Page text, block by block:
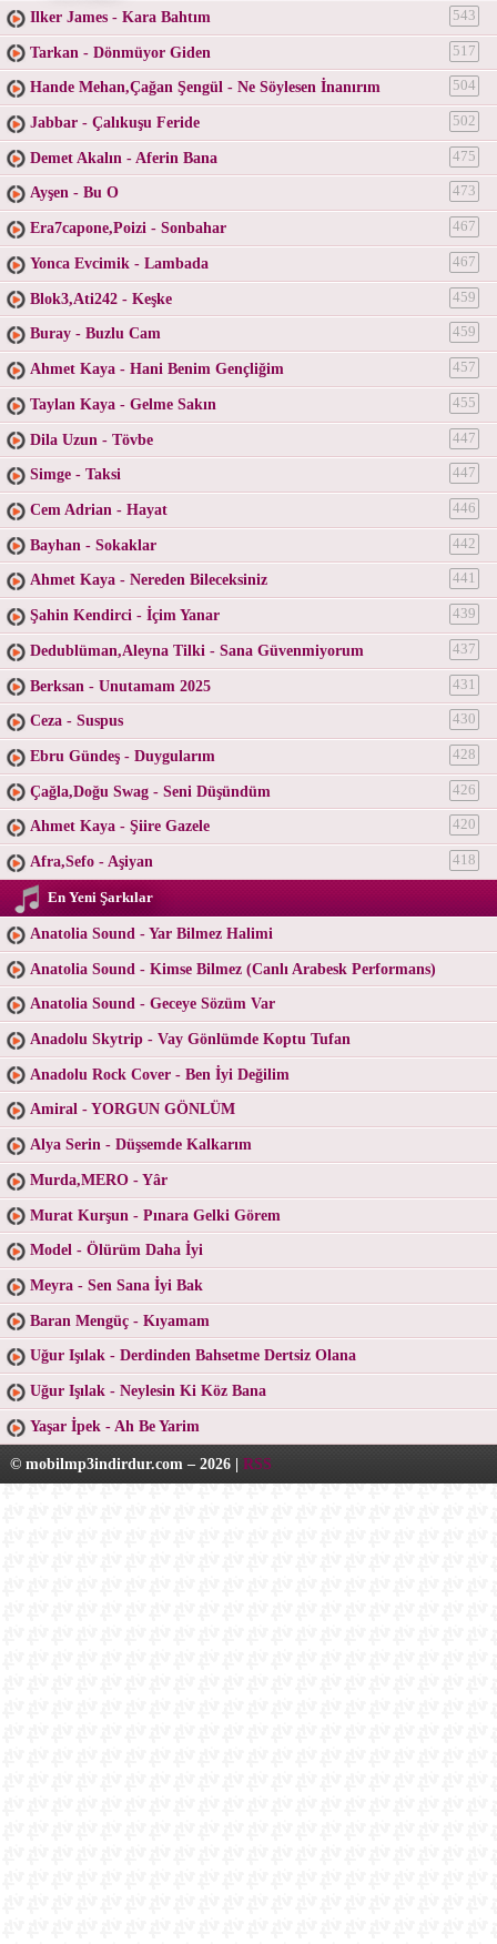
Ilker James - Kara Bahtım 543
Tarkan - Dönmüyor Giden 517
Hande Mehan,Çağan Şengül - Ne Söylesen İnanırım 504
Jabbar - Çalıkuşu Feride 502
Demet Akalın - Aferin Bana 475
Ayşen - Bu O 473
Era7capone,Poizi - Sonbahar 467
Yonca Evcimik - Lambada 467
Blok3,Ati242 - Keşke 459
Buray - Buzlu Cam 459
Ahmet Kaya - Hani Benim Gençliğim 457
Taylan Kaya - Gelme Sakın 455
Dila Uzun - Tövbe 447
Simge - Taksi 447
Cem Adrian - Hayat 446
Bayhan - Sokaklar 442
Ahmet Kaya - Nereden Bileceksiniz 441
Şahin Kendirci - İçim Yanar 439
Dedublüman,Aleyna Tilki - Sana Güvenmiyorum 437
Berksan - Unutamam 2025 431
Ceza - Suspus 430
Ebru Gündeş - Duygularım 428
Çağla,Doğu Swag - Seni Düşündüm 426
Ahmet Kaya - Şiire Gazele 420
Afra,Sefo - Aşiyan 418
En Yeni Şarkılar
Anatolia Sound - Yar Bilmez Halimi
Anatolia Sound - Kimse Bilmez (Canlı Arabesk Performans)
Anatolia Sound - Geceye Sözüm Var
Anadolu Skytrip - Vay Gönlümde Koptu Tufan
Anadolu Rock Cover - Ben İyi Değilim
Amiral - YORGUN GÖNLÜM
Alya Serin - Düşsemde Kalkarım
Murda,MERO - Yâr
Murat Kurşun - Pınara Gelki Görem
Model - Ölürüm Daha İyi
Meyra - Sen Sana İyi Bak
Baran Mengüç - Kıyamam
Uğur Işılak - Derdinden Bahsetme Dertsiz Olana
Uğur Işılak - Neylesin Ki Köz Bana
Yaşar İpek - Ah Be Yarim
© mobilmp3indirdur.com – 2026 | RSS